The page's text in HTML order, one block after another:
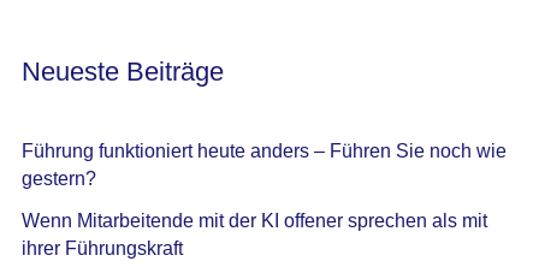
Neueste Beiträge
Führung funktioniert heute anders – Führen Sie noch wie
gestern?
Wenn Mitarbeitende mit der KI offener sprechen als mit
ihrer Führungskraft